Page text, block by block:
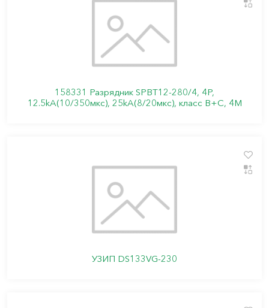
158331 Разрядник SPBT12-280/4, 4P,
12.5kA(10/350мкс), 25kA(8/20мкс), класс В+С, 4M
УЗИП DS133VG-230